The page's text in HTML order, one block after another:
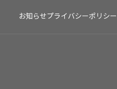
お知らせプライバシーポリシー